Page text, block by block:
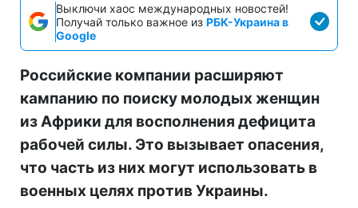
Выключи хаос международных новостей!
Получай только важное из РБК-Украина в
Google
Российские компании расширяют
кампанию по поиску молодых женщин
из Африки для восполнения дефицита
рабочей силы. Это вызывает опасения,
что часть из них могут использовать в
военных целях против Украины.